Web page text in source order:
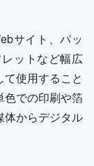
サイト、パッ
ットなど幅広
使用すること
色での印刷や箔
体からデジタル